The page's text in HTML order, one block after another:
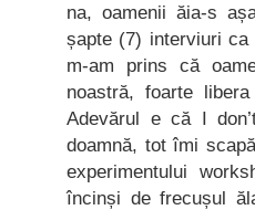
na, oamenii ăia-s
șapte (7) interviuri ca
m-am prins că
noastră, foarte
Adevărul e că I
doamnă, tot îmi
experimentului
încinși de frecușul